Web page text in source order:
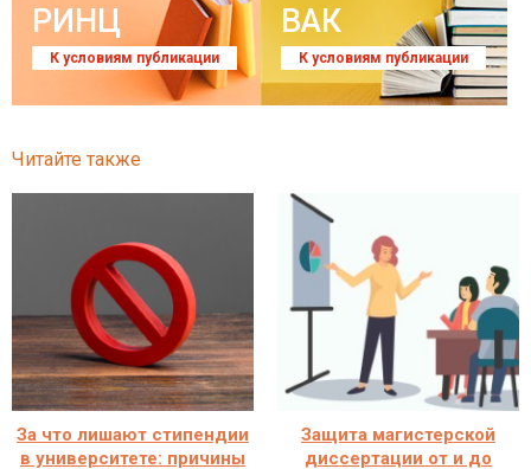
РИНЦ
К условиям публикации
ВАК
К условиям публикации
Читайте также
За что лишают стипендии
в университете: причины
Защита магистерской
диссертации от и до